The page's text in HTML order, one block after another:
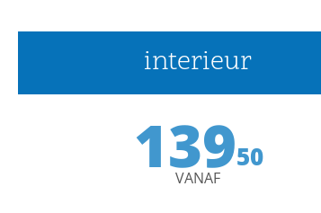
interieur
13950
VANAF